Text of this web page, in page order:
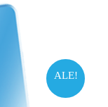
ALE!